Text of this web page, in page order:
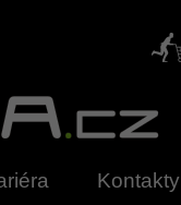
Kontakty